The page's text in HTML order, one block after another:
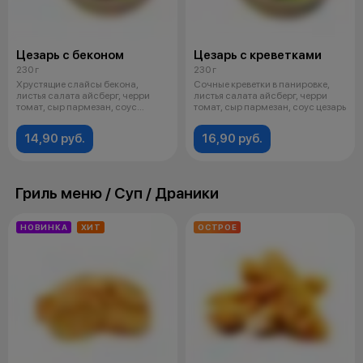
Цезарь с беконом
230 г
Хрустящие слайсы бекона,
листья салата айсберг, черри
томат, сыр пармезан, соус
14,90 руб.
Цезарь с креветками
230 г
Сочные креветки в панировке,
листья салата айсберг, черри
томат, сыр пармезан, соус цезарь
16,90 руб.
Гриль меню / Суп / Драники
НОВИНКА ХИТ ОСТРОЕ